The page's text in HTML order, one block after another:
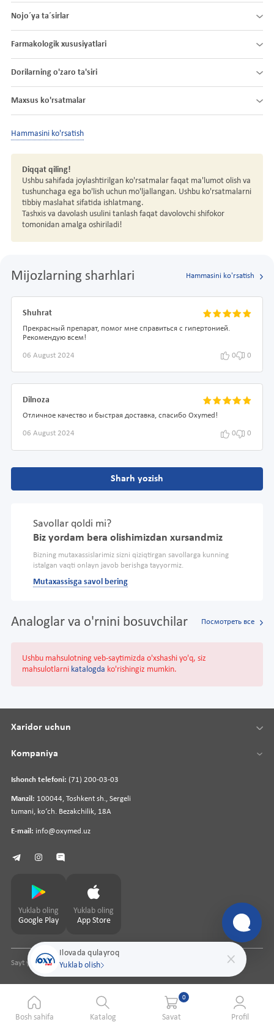
Nojo´ya ta´sirlar
Farmakologik xususiyatlari
Dorilarning o'zaro ta'siri
Maxsus ko'rsatmalar
Hammasini ko'rsatish
Diqqat qiling!
Ushbu sahifada joylashtirilgan ko'rsatmalar faqat ma'lumot olish va
tushunchaga ega bo'lish uchun mo'ljallangan. Ushbu ko'rsatmalarni
tibbiy maslahat sifatida ishlatmang.
Tashxis va davolash usulini tanlash faqat davolovchi shifokor
tomonidan amalga oshiriladi!
Mijozlarning sharhlari Hammasini ko'rsatish
Shuhrat
Прекрасный препарат, помог мне справиться с гипертонией.
Рекомендую всем!
06 August 2024 0 0
Dilnoza
Отличное качество и быстрая доставка, спасибо Oxymed!
06 August 2024 0 0
Sharh yozish
Savollar qoldi mi?
Biz yordam bera olishimizdan xursandmiz
Bizning mutaxassislarimiz sizni qiziqtirgan savollarga kunning
istalgan vaqti onlayn javob berishga tayyormiz.
Mutaxassisga savol bering
Analoglar va o'rnini bosuvchilar Посмотреть все
Ushbu mahsulotning veb-saytimizda o'xshashi yo'q, siz
mahsulotlarni katalogda ko'rishingiz mumkin.
Ilovada qulayroq
Yuklab olish
Ishonch telefoni: (71) 200-03-03
Manzil: 100044, Toshkent sh., Sergeli
tumani, koʻch. Bezakchilik, 18A
E-mail: info@oxymed.uz
Xaridor uchun
Kompaniya
Yuklab oling
Google Play
Yuklab oling
App Store
Sayt yaratuvchipharmit.uz
Bosh sahifa Katalog
0
Savat Profil